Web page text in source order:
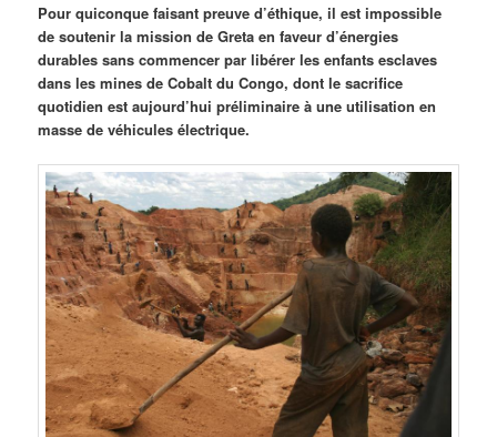
Pour quiconque faisant preuve d’éthique, il est impossible
de soutenir la mission de Greta en faveur d’énergies
durables sans commencer par libérer les enfants esclaves
dans les mines de Cobalt du Congo, dont le sacrifice
quotidien est aujourd’hui préliminaire à une utilisation en
masse de véhicules électrique.